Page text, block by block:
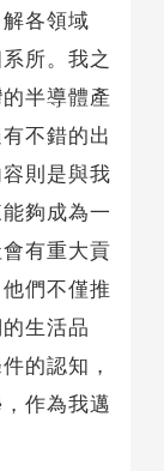
各領域
所。我之
半導體產
不錯的出
則是與我
夠成為一
有重大貢
們不僅推
生活品
的認知，
作為我邁